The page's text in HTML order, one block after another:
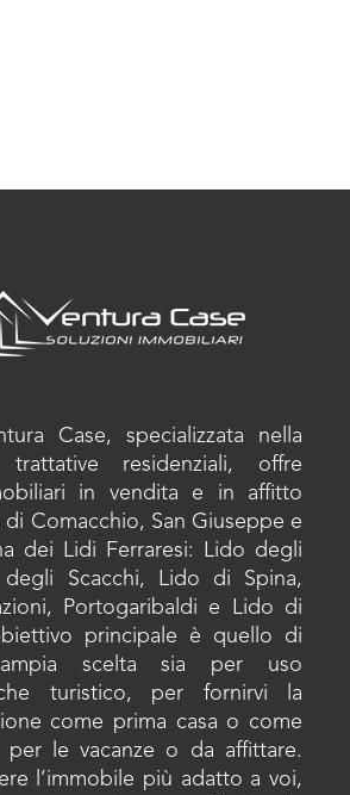
Case, specializzata nella
residenziali, offre
in vendita e in affitto
di Comacchio, San Giuseppe e
dei Lidi Ferraresi: Lido degli
degli Scacchi, Lido di Spina,
Portogaribaldi e Lido di
principale è quello di
scelta sia per uso
che turistico, per fornirvi la
come prima casa o come
per le vacanze o da affittare.
l’immobile più adatto a voi,